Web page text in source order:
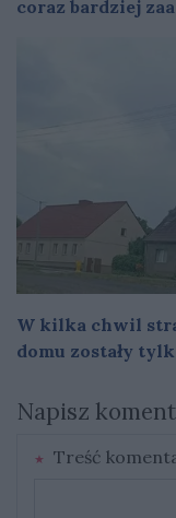
coraz bardziej
W kilka chwil
domu zostały
Napisz
Treść